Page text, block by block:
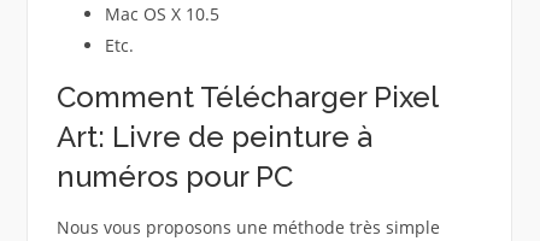
Mac OS X 10.5
Etc.
Comment Télécharger Pixel
Art: Livre de peinture à
numéros pour PC
Nous vous proposons une méthode très simple